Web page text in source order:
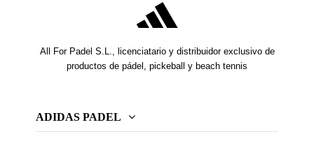
All For Padel S.L., licenciatario y distribuidor exclusivo de
productos de pádel, pickeball y beach tennis
ADIDAS PADEL